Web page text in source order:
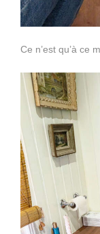
Ce n’est qu’à ce